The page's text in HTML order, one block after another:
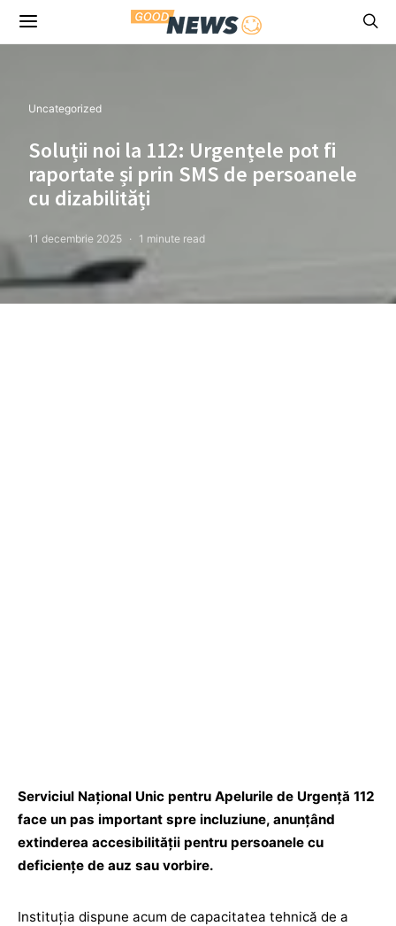
Uncategorized
Soluții noi la 112: Urgențele pot fi
raportate și prin SMS de persoanele
cu dizabilități
11 decembrie 2025 1 minute read
Serviciul Național Unic pentru Apelurile de Urgență 112
face un pas important spre incluziune, anunțând
extinderea accesibilității pentru persoanele cu
deficiențe de auz sau vorbire.
Instituția dispune acum de capacitatea tehnică de a